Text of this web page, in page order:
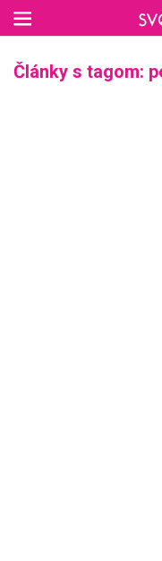
Články s tagom: